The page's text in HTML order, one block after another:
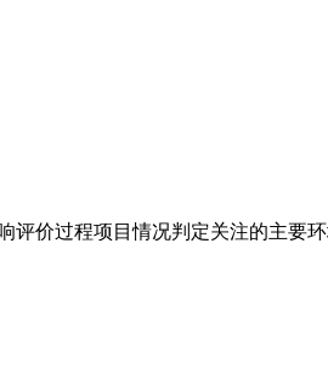
价过程项目情况判定关注的主要